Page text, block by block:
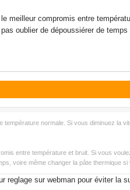
meilleur compromis entre
oublier de dépoussiérer de
normale. Si vous diminuez la
entre température et bruit. Si vous
voire même changer la pâte thermique
reglage sur webman pour éviter la